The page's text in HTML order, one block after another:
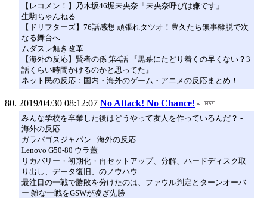
【レコメン！】乃木坂46堀未央奈「未央奈呼びは嫌です」
生駒ちゃんねる
【ドリフターズ】76話感想 頑張れタツオ！豊久たち無事離脱で次
なる舞台へ
ムダスレ無き改革
【海外の反応】賢者の孫 第4話 『黒幕にたどり着くの早くない？3
話くらい時間かけるのかと思ってた』
ネット民の反応：国内・海外のゲーム・アニメの反応まとめ！
2019/04/30 08:12:07 No Attack! No Chance!
みんな学校を卒業した後はどうやって友人を作っているんだ？ -
海外の反応
ガラパゴスジャパン - 海外の反応
Lenovo G50-80 ウラ蓋
リカバリー・初期化・再セットアップ、分解、ハードディスク取
り出し、データ復旧、のノウハウ
最注目の一戦で勝敗を分けたのは、ファウル判定とターンオーバ
ー 雑な一戦をGSWが凌ぎ先勝